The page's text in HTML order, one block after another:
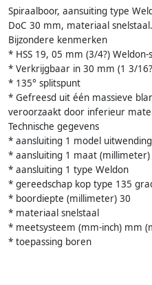
Spiraalboor, aansuiting type
DoC 30 mm, materiaal snelstaal.
Bijzondere kenmerken
* HSS 19, 05 mm (3/4?) Weldon-
* Verkrijgbaar in 30 mm (1 3/
* 135° splitspunt
* Gefreesd uit één massieve
veroorzaakt door inferieur
Technische gegevens
* aansluiting 1 model uitwending
* aansluiting 1 maat (millimeter)
* aansluiting 1 type Weldon
* gereedschap kop type 135
* boordiepte (millimeter) 30
* materiaal snelstaal
* meetsysteem (mm-inch) mm
* toepassing boren